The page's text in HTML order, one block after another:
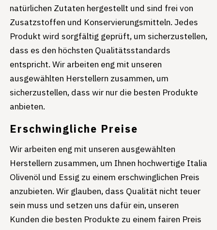
natürlichen Zutaten hergestellt und sind frei von
Zusatzstoffen und Konservierungsmitteln. Jedes
Produkt wird sorgfältig geprüft, um sicherzustellen,
dass es den höchsten Qualitätsstandards
entspricht. Wir arbeiten eng mit unseren
ausgewählten Herstellern zusammen, um
sicherzustellen, dass wir nur die besten Produkte
anbieten.
Erschwingliche Preise
Wir arbeiten eng mit unseren ausgewählten
Herstellern zusammen, um Ihnen hochwertige Italia
Olivenöl und Essig zu einem erschwinglichen Preis
anzubieten. Wir glauben, dass Qualität nicht teuer
sein muss und setzen uns dafür ein, unseren
Kunden die besten Produkte zu einem fairen Preis